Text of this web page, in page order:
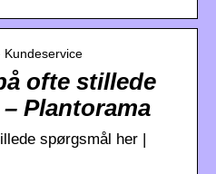
Kundeservice
ofte stillede
Plantorama
spørgsmål her |